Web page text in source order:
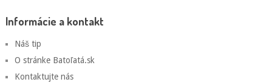
Informácie a kontakt
Náš tip
O stránke Batoľatá.sk
Kontaktujte nás